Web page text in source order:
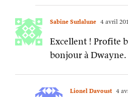
Sabine Surlalune 4 avril
Excellent ! Profite
bonjour à Dwayne.
Lionel Davoust 4